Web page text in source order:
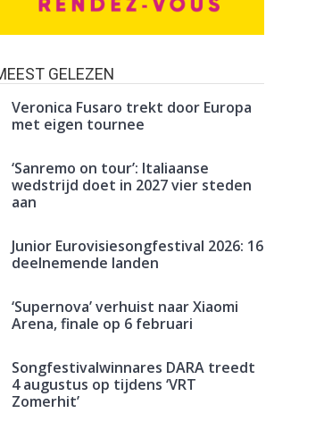
GELEZEN
Veronica Fusaro trekt door Europa
met eigen tournee
‘Sanremo on tour’: Italiaanse
wedstrijd doet in 2027 vier steden
aan
Junior Eurovisiesongfestival 2026: 16
deelnemende landen
‘Supernova’ verhuist naar Xiaomi
Arena, finale op 6 februari
Songfestivalwinnares DARA treedt
4 augustus op tijdens ‘VRT
Zomerhit’